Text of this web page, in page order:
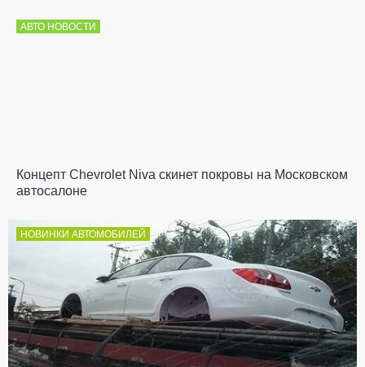
АВТО НОВОСТИ
Концепт Chevrolet Niva скинет покровы на Московском
автосалоне
НОВИНКИ АВТОМОБИЛЕЙ